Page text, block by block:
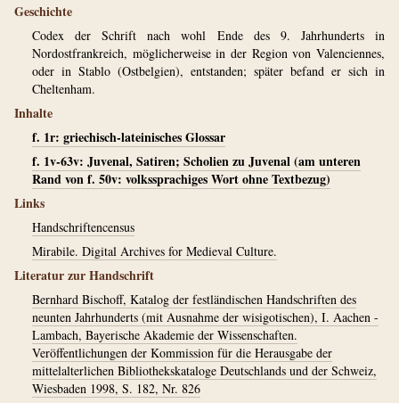
Geschichte
Codex der Schrift nach wohl Ende des 9. Jahrhunderts in
Nordostfrankreich, möglicherweise in der Region von Valenciennes,
oder in Stablo (Ostbelgien), entstanden; später befand er sich in
Cheltenham.
Inhalte
f. 1r: griechisch-lateinisches Glossar
f. 1v-63v: Juvenal, Satiren; Scholien zu Juvenal (am unteren
Rand von f. 50v: volkssprachiges Wort ohne Textbezug)
Links
Handschriftencensus
Mirabile. Digital Archives for Medieval Culture.
Literatur zur Handschrift
Bernhard Bischoff, Katalog der festländischen Handschriften des
neunten Jahrhunderts (mit Ausnahme der wisigotischen), I. Aachen -
Lambach, Bayerische Akademie der Wissenschaften.
Veröffentlichungen der Kommission für die Herausgabe der
mittelalterlichen Bibliothekskataloge Deutschlands und der Schweiz,
Wiesbaden 1998, S. 182, Nr. 826